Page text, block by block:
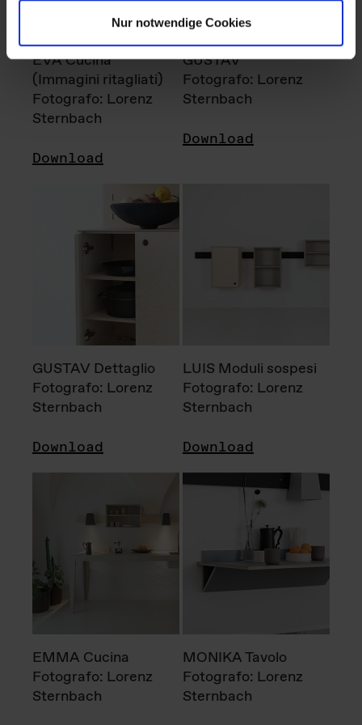
Nur notwendige Cookies
EVA Cucina
(Immagini ritagliati)
Fotografo: Lorenz
Sternbach
Download
GUSTAV
Fotografo: Lorenz
Sternbach
Download
GUSTAV Dettaglio
Fotografo: Lorenz
Sternbach
Download
LUIS Moduli sospesi
Fotografo: Lorenz
Sternbach
Download
EMMA Cucina
Fotografo: Lorenz
Sternbach
MONIKA Tavolo
Fotografo: Lorenz
Sternbach